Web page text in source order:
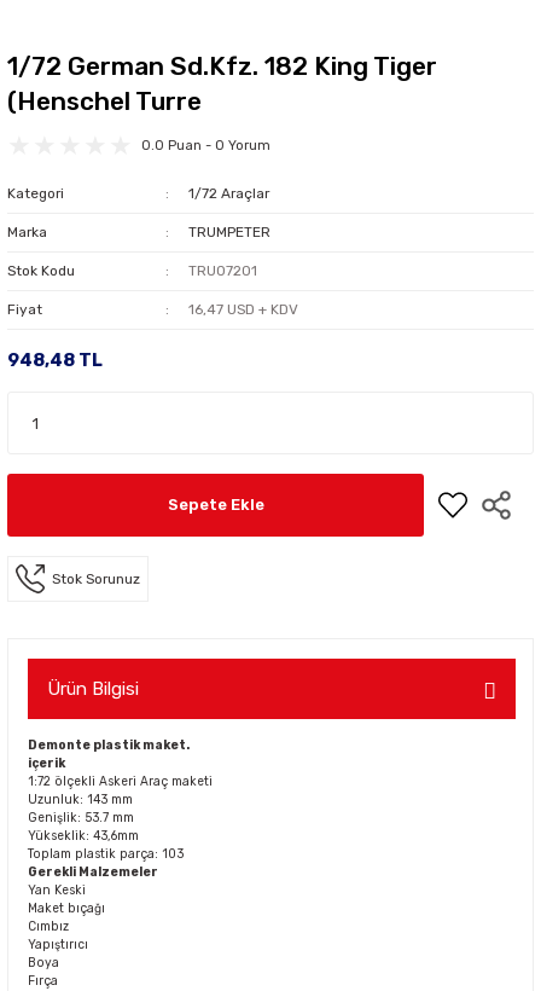
1/72 German Sd.Kfz. 182 King Tiger
(Henschel Turre
0.0 Puan - 0 Yorum
Kategori 1/72 Araçlar
Marka TRUMPETER
Stok Kodu TRU07201
Fiyat 16,47 USD + KDV
948,48 TL
Sepete Ekle
Stok Sorunuz
Ürün Bilgisi
Demonte plastik maket.
içerik
1:72 ölçekli Askeri Araç maketi
Uzunluk: 143 mm
Genişlik: 53.7 mm
Yükseklik: 43,6mm
Toplam plastik parça: 103
Gerekli Malzemeler
Yan Keski
Maket bıçağı
Cımbız
Yapıştırıcı
Boya
Fırça